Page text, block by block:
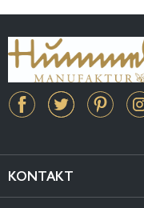
KONTAKT